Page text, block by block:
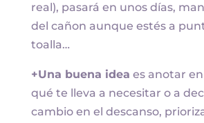
real), pasará en unos días,
del cañon aunque estés a
toalla…
+Una buena idea es anotar
qué te lleva a necesitar o a
cambio en el descanso,